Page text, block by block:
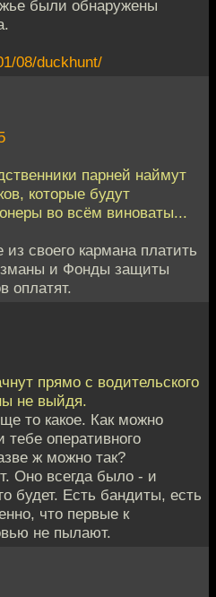
были обнаружены
08/duckhunt/
парней наймут
которые будут
во всём виноваты...
своего кармана платить
и Фонды защиты
оплатят.
прямо с водительского
не выйдя.
то какое. Как можно
оперативного
ж можно так?
Оно всегда было - и
будет. Есть бандиты, есть
что первые к
не пылают.